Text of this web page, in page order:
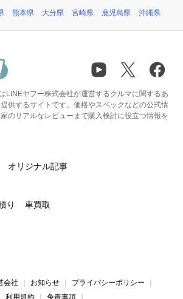
熊本県 大分県 宮崎県 鹿児島県 沖縄県
LINEヤフー株式会社が運営するクルマに関するあ
供するサイトです。価格やスペックなどの公式情
のリアルなレビューまで購入検討に役立つ情報を
オリジナル記事
り 車買取
会社 お知らせ
プライバシーポリシー